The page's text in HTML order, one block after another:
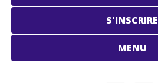
S'INSCRIRE
MENU